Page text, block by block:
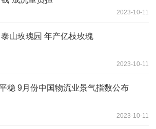
2023-10-11
泰山玫瑰园 年产亿枝玫瑰
2023-10-11
稳 9月份中国物流业景气指数公布
2023-10-11